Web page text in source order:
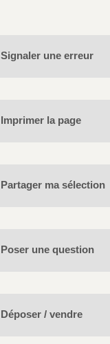
Signaler une erreur
Imprimer la page
Partager ma sélection
Poser une question
Déposer / vendre